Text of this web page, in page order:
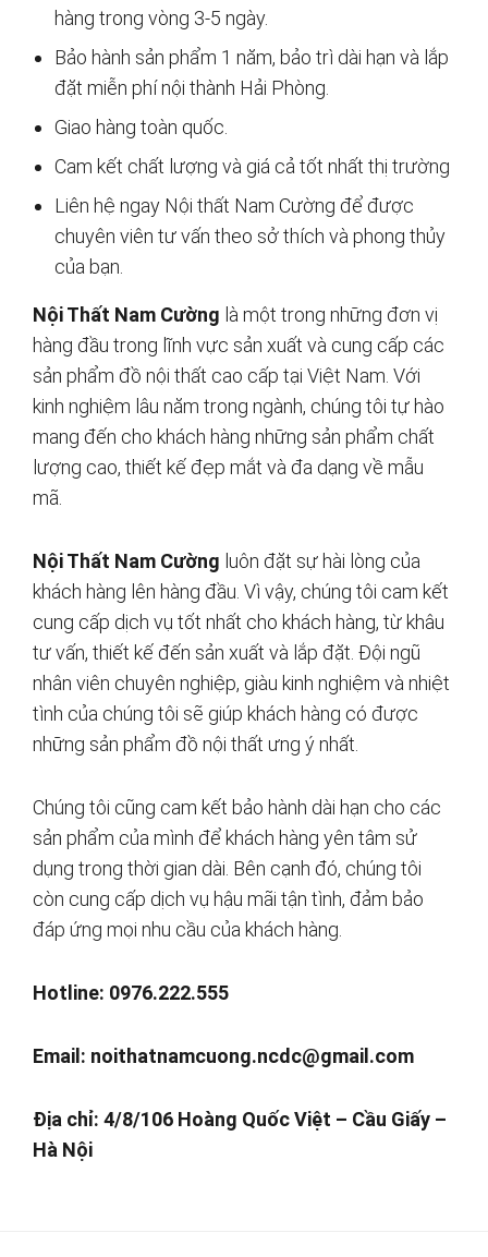
hàng trong vòng 3-5 ngày.
Bảo hành sản phẩm 1 năm, bảo trì dài hạn và lắp
đặt miễn phí nội thành Hải Phòng.
Giao hàng toàn quốc.
Cam kết chất lượng và giá cả tốt nhất thị trường
Liên hệ ngay Nội thất Nam Cường để được
chuyên viên tư vấn theo sở thích và phong thủy
của bạn.
Nội Thất Nam Cường là một trong những đơn vị
hàng đầu trong lĩnh vực sản xuất và cung cấp các
sản phẩm đồ nội thất cao cấp tại Việt Nam. Với
kinh nghiệm lâu năm trong ngành, chúng tôi tự hào
mang đến cho khách hàng những sản phẩm chất
lượng cao, thiết kế đẹp mắt và đa dạng về mẫu
mã.
Nội Thất Nam Cường luôn đặt sự hài lòng của
khách hàng lên hàng đầu. Vì vậy, chúng tôi cam kết
cung cấp dịch vụ tốt nhất cho khách hàng, từ khâu
tư vấn, thiết kế đến sản xuất và lắp đặt. Đội ngũ
nhân viên chuyên nghiệp, giàu kinh nghiệm và nhiệt
tình của chúng tôi sẽ giúp khách hàng có được
những sản phẩm đồ nội thất ưng ý nhất.
Chúng tôi cũng cam kết bảo hành dài hạn cho các
sản phẩm của mình để khách hàng yên tâm sử
dụng trong thời gian dài. Bên cạnh đó, chúng tôi
còn cung cấp dịch vụ hậu mãi tận tình, đảm bảo
đáp ứng mọi nhu cầu của khách hàng.
Hotline: 0976.222.555
Email: noithatnamcuong.ncdc@gmail.com
Địa chỉ: 4/8/106 Hoàng Quốc Việt – Cầu Giấy –
Hà Nội